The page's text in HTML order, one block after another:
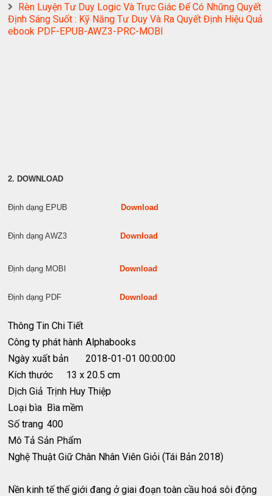
Rèn Luyện Tư Duy Logic Và Trực Giác Để Có Những Quyết
Định Sáng Suốt : Kỹ Năng Tư Duy Và Ra Quyết Định Hiệu Quả
ebook PDF-EPUB-AWZ3-PRC-MOBI
2. DOWNLOAD
Định dạng EPUB Download
Định dạng AWZ3 Download
Định dạng MOBI Download
Định dạng PDF Download
Thông Tin Chi Tiết
Công ty phát hành Alphabooks
Ngày xuất bản
2018-01-01 00:00:00
Kích thước
13 x 20.5 cm
Dịch Giả Trịnh Huy Thiệp
Loại bìa Bìa mềm
Số trang 400
Mô Tả Sản Phẩm
Nghệ Thuật Giữ Chân Nhân Viên Giỏi (Tái Bản 2018)
Nền kinh tế thế giới đang ở giai đoạn toàn cầu hoá sôi động